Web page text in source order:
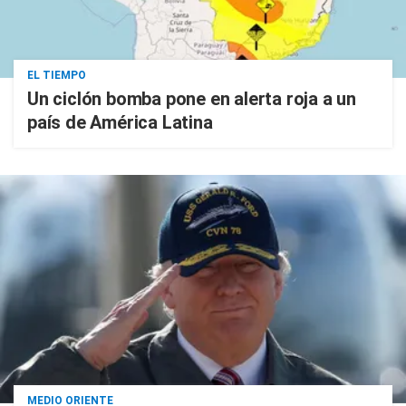
EL TIEMPO
Un ciclón bomba pone en alerta roja a un
país de América Latina
MEDIO ORIENTE